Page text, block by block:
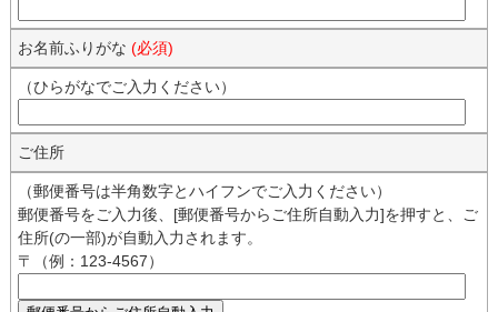
お名前ふりがな (必須)
（ひらがなでご入力ください）
ご住所
（郵便番号は半角数字とハイフンでご入力ください）
郵便番号をご入力後、[郵便番号からご住所自動入力]を押すと、ご
住所(の一部)が自動入力されます。
〒（例：123-4567）